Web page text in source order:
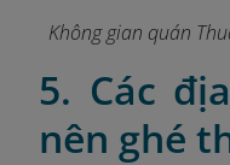
Không gian quán
5. Các
nên ghé